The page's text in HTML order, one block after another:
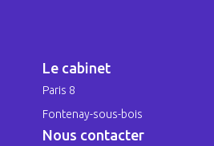
Le cabinet
Paris 8
Fontenay-sous-bois
Nous contacter